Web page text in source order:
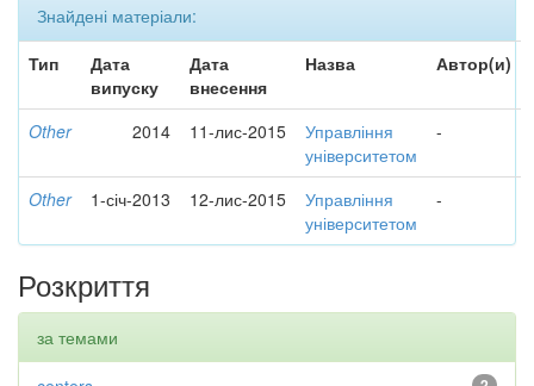
Знайдені матеріали:
Тип
Дата
випуску
Дата
внесення
Назва Автор(и)
Other 2014 11-лис-2015
Управління
університетом
-
Other 1-січ-2013 12-лис-2015
Управління
університетом
-
Розкриття
за темами